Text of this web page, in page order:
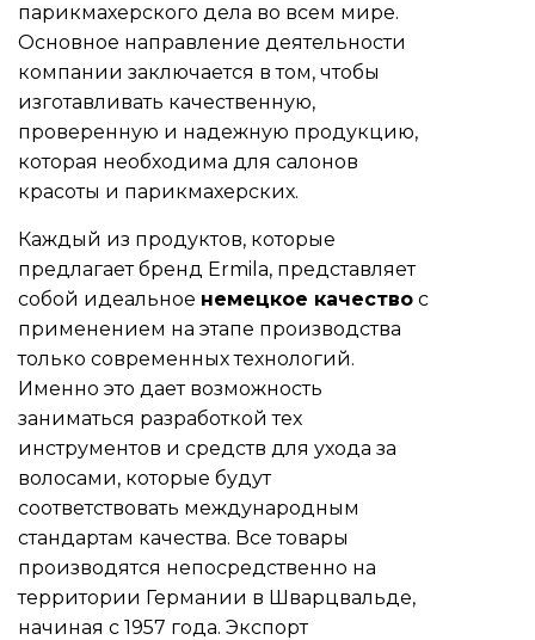
парикмахерского дела во всем мире.
Основное направление деятельности
компании заключается в том, чтобы
изготавливать качественную,
проверенную и надежную продукцию,
которая необходима для салонов
красоты и парикмахерских.
Каждый из продуктов, которые
предлагает бренд Ermila, представляет
собой идеальное немецкое качество с
применением на этапе производства
только современных технологий.
Именно это дает возможность
заниматься разработкой тех
инструментов и средств для ухода за
волосами, которые будут
соответствовать международным
стандартам качества. Все товары
производятся непосредственно на
территории Германии в Шварцвальде,
начиная с 1957 года. Экспорт